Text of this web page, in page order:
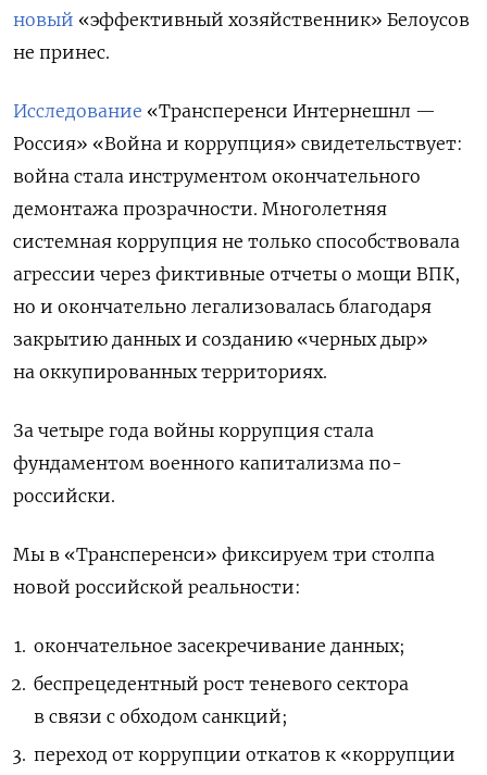
новый «эффективный хозяйственник» Белоусов
не принес.
Исследование «Трансперенси Интернешнл —
Россия» «Война и коррупция» свидетельствует:
война стала инструментом окончательного
демонтажа прозрачности. Многолетняя
системная коррупция не только способствовала
агрессии через фиктивные отчеты о мощи ВПК,
но и окончательно легализовалась благодаря
закрытию данных и созданию «черных дыр»
на оккупированных территориях.
За четыре года войны коррупция стала
фундаментом военного капитализма по-
российски.
Мы в «Трансперенси» фиксируем три столпа
новой российской реальности:
окончательное засекречивание данных;
беспрецедентный рост теневого сектора
в связи с обходом санкций;
переход от коррупции откатов к «коррупции